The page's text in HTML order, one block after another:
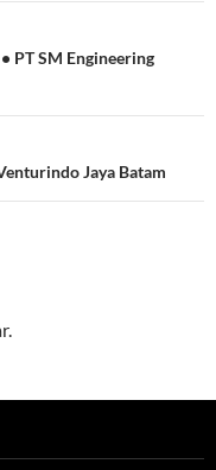
PT SM Engineering
Jaya Batam